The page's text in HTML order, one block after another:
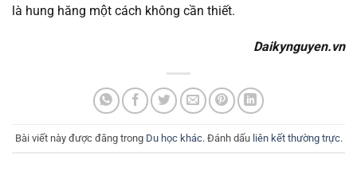
là hung hăng một cách không cần thiết.
Daikynguyen.vn
Bài viết này được đăng trong Du học khác. Đánh dấu liên kết thường trực.